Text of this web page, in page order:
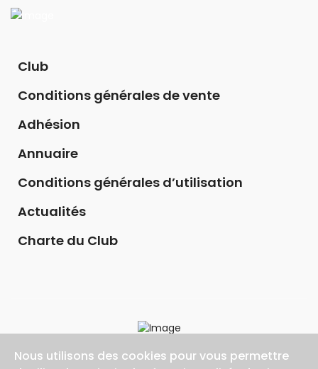
Club
Conditions générales de vente
Adhésion
Annuaire
Conditions générales d’utilisation
Actualités
Charte du Club
Nous utilisons des cookies pour vous permettre